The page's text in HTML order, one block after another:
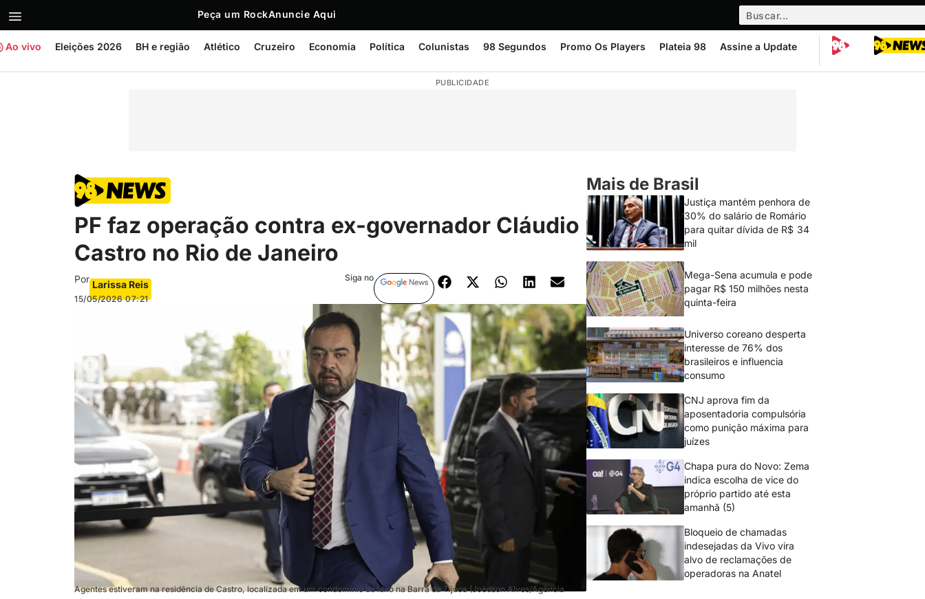
Peça um RockAnuncie Aqui
Ao vivo Eleições 2026 BH e região Atlético Cruzeiro Economia Política Colunistas 98 Segundos Promo Os Players Plateia 98 Assine a Update
PUBLICIDADE
PF faz operação contra ex-governador Cláudio
Castro no Rio de Janeiro
Por Larissa Reis
15/05/2026 07:21
Siga no
Agentes estiveram na residência de Castro, localizada em um condomínio de luxo na Barra da Tijuca (Joédson Alves/Agência
Mais de Brasil
Justiça mantém penhora de
30% do salário de Romário
para quitar dívida de R$ 34
mil
Mega-Sena acumula e pode
pagar R$ 150 milhões nesta
quinta-feira
Universo coreano desperta
interesse de 76% dos
brasileiros e influencia
consumo
CNJ aprova fim da
aposentadoria compulsória
como punição máxima para
juízes
Chapa pura do Novo: Zema
indica escolha de vice do
próprio partido até esta
amanhã (5)
Bloqueio de chamadas
indesejadas da Vivo vira
alvo de reclamações de
operadoras na Anatel